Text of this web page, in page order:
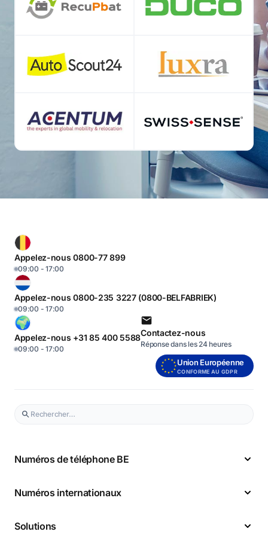
Appelez-nous 0800-77 899
09:00 - 17:00
Appelez-nous 0800-235 3227 (0800-BELFABRIEK)
09:00 - 17:00
Appelez-nous +31 85 400 5588
09:00 - 17:00
Contactez-nous
Réponse dans les 24 heures
Union Européenne
CONFORME AU GDPR
Numéros de téléphone BE
Numéros internationaux
Solutions